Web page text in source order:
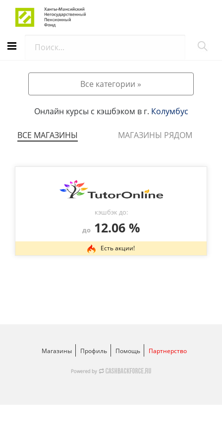
Все категории »
Онлайн курсы с кэшбэком в г. Колумбус
ВСЕ МАГАЗИНЫ МАГАЗИНЫ РЯДОМ
кэшбэк до:
до12.06 %
Есть акции!
Магазины Профиль Помощь Партнерство